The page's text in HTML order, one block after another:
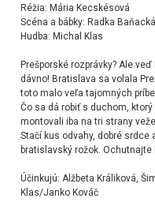
Réžia: Mária Kecskésová
Scéna a bábky: Radka
Hudba: Michal Klas
Prešporské rozprávky? Ale
dávno! Bratislava sa volala
toto malo veľa tajomných
Čo sa dá robiť s duchom,
montovali iba na tri strany
Stačí kus odvahy, dobré srdce
bratislavský rožok. Ochutnajte
Účinkujú: Alžbeta Králiková,
Klas/Janko Kováč